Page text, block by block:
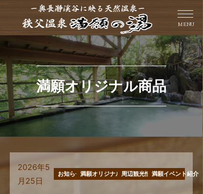
MENU
満願オリジナル商品
2026年5
月25日
お知らせ満願オリジナル商品周辺観光情報満願イベント紹介